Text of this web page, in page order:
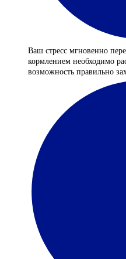
Ваш стресс мгновенно
кормлением необходимо
возможность правильно